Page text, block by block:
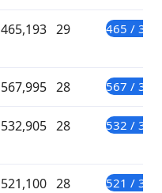
465,193 29 465 /
567,995 28 567 /
532,905 28 532 /
521,100 28 521 /